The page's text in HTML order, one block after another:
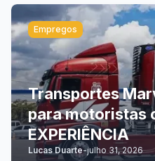
Empregos
Transportes
para motoristas
EXPERIÊNCIA
Lucas Duarte-julho 31, 2026